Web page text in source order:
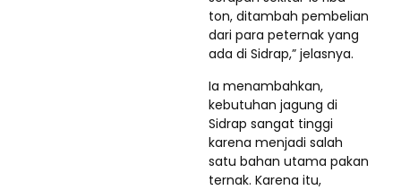
ton, ditambah pembelian
dari para peternak yang
ada di Sidrap,” jelasnya.
Ia menambahkan,
kebutuhan jagung di
Sidrap sangat tinggi
karena menjadi salah
satu bahan utama pakan
ternak. Karena itu,